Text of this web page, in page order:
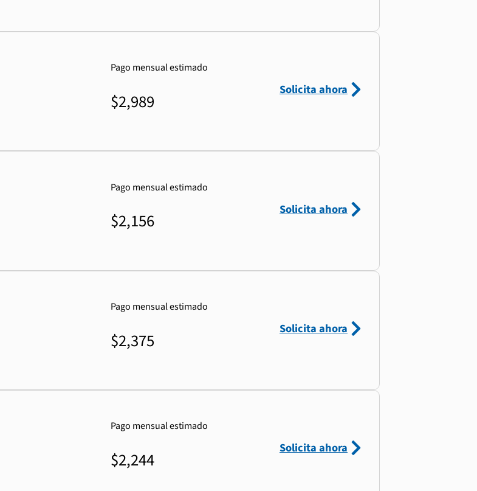
Pago mensual estimado
$2,989
Solicita ahora
Pago mensual estimado
$2,156
Solicita ahora
Pago mensual estimado
$2,375
Solicita ahora
Pago mensual estimado
$2,244
Solicita ahora